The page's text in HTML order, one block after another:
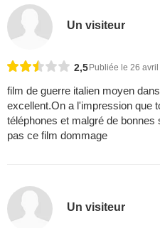
Un visiteur
2,5Publiée le 26 avril
film de guerre italien moyen
excellent.On a l'impression que
téléphones et malgré de
pas ce film dommage
Un visiteur